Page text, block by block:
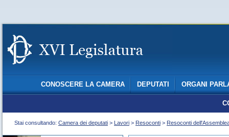
CONOSCERE LA CAMERA DEPUTATI ORGANI
Stai consultando: Camera dei deputati > Lavori > Resoconti > Resoconti